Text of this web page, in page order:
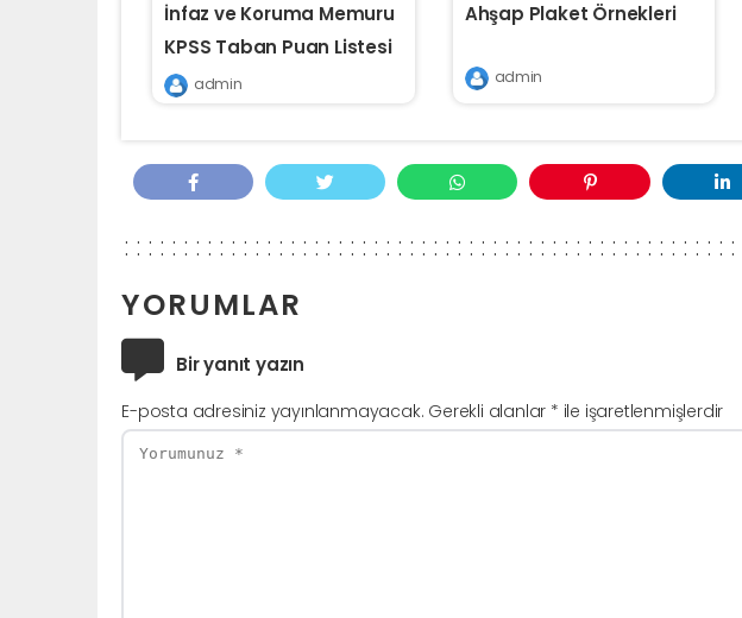
İnfaz ve Koruma Memuru
KPSS Taban Puan Listesi
admin
Ahşap Plaket Örnekleri
admin
YORUMLAR
Bir yanıt yazın
E-posta adresiniz yayınlanmayacak. Gerekli alanlar * ile işaretlenmişlerdir